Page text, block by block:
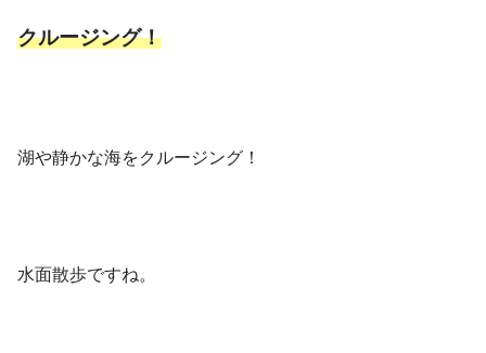
クルージング！
湖や静かな海をクルージング！
水面散歩ですね。